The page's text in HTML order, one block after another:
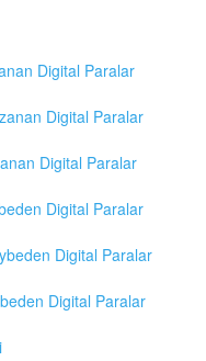
Digital Paralar
Digital Paralar
Digital Paralar
Digital Paralar
Digital Paralar
Digital Paralar